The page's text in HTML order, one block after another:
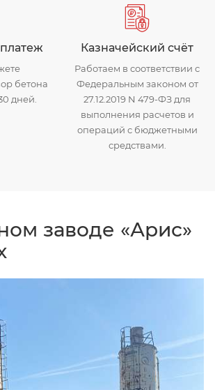
бетона
дней.
Казначейский счёт
Работаем в соответствии с
Федеральным законом от
27.12.2019 N 479-ФЗ для
выполнения расчетов и
операций с бюджетными
средствами.
заводе «Арис»